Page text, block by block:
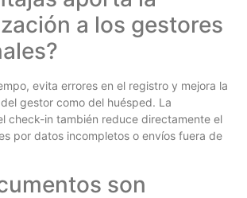
a los gestores
evita errores en el registro y mejora la
gestor como del huésped. La
check-in también reduce directamente el
por datos incompletos o envíos fuera de
son